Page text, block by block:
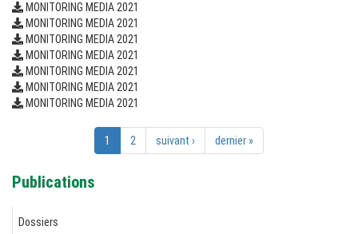
MONITORING MEDIA 2021
MONITORING MEDIA 2021
MONITORING MEDIA 2021
MONITORING MEDIA 2021
MONITORING MEDIA 2021
MONITORING MEDIA 2021
MONITORING MEDIA 2021
1 2 suivant › dernier »
Publications
Dossiers